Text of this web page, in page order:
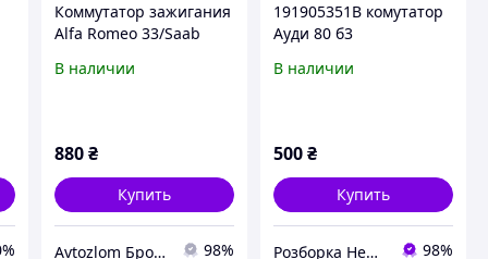
Коммутатор зажигания
Alfa Romeo 33/Saab
0227100139
В наличии
880 ₴
Купить
Avtozlom Бровары 98%
191905351B комутатор
Ауди 80 б3
В наличии
500₴
Купить
Розборка Немовичи 98%